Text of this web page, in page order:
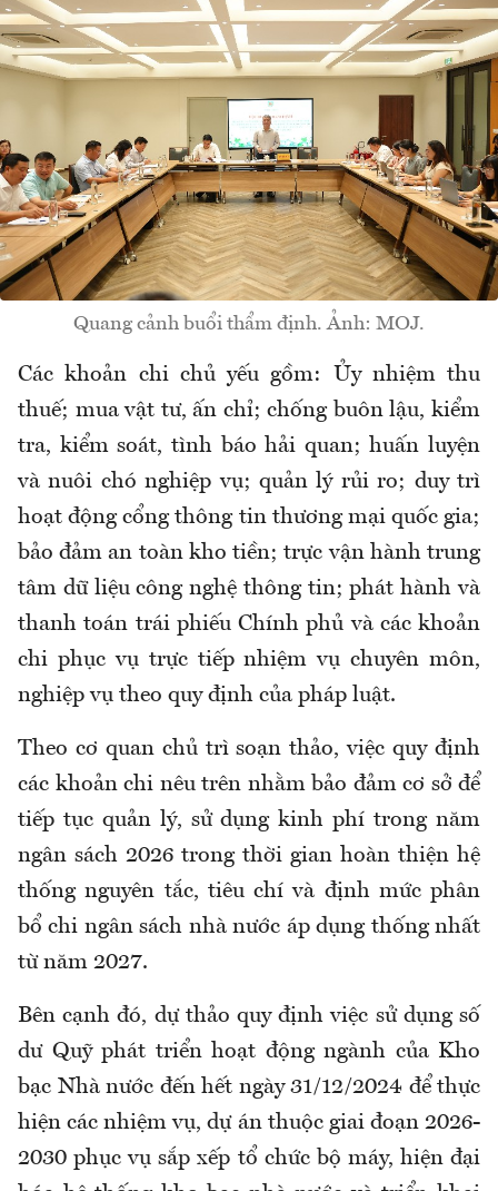
Quang cảnh buổi thẩm định. Ảnh: MOJ.
Các khoản chi chủ yếu gồm: Ủy nhiệm thu
thuế; mua vật tư, ấn chỉ; chống buôn lậu, kiểm
tra, kiểm soát, tình báo hải quan; huấn luyện
và nuôi chó nghiệp vụ; quản lý rủi ro; duy trì
hoạt động cổng thông tin thương mại quốc gia;
bảo đảm an toàn kho tiền; trực vận hành trung
tâm dữ liệu công nghệ thông tin; phát hành và
thanh toán trái phiếu Chính phủ và các khoản
chi phục vụ trực tiếp nhiệm vụ chuyên môn,
nghiệp vụ theo quy định của pháp luật.
Theo cơ quan chủ trì soạn thảo, việc quy định
các khoản chi nêu trên nhằm bảo đảm cơ sở để
tiếp tục quản lý, sử dụng kinh phí trong năm
ngân sách 2026 trong thời gian hoàn thiện hệ
thống nguyên tắc, tiêu chí và định mức phân
bổ chi ngân sách nhà nước áp dụng thống nhất
từ năm 2027.
Bên cạnh đó, dự thảo quy định việc sử dụng số
dư Quỹ phát triển hoạt động ngành của Kho
bạc Nhà nước đến hết ngày 31/12/2024 để thực
hiện các nhiệm vụ, dự án thuộc giai đoạn 2026-
2030 phục vụ sắp xếp tổ chức bộ máy, hiện đại